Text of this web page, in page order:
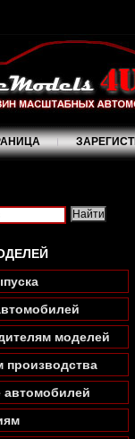
моделей
производства
автомобилей